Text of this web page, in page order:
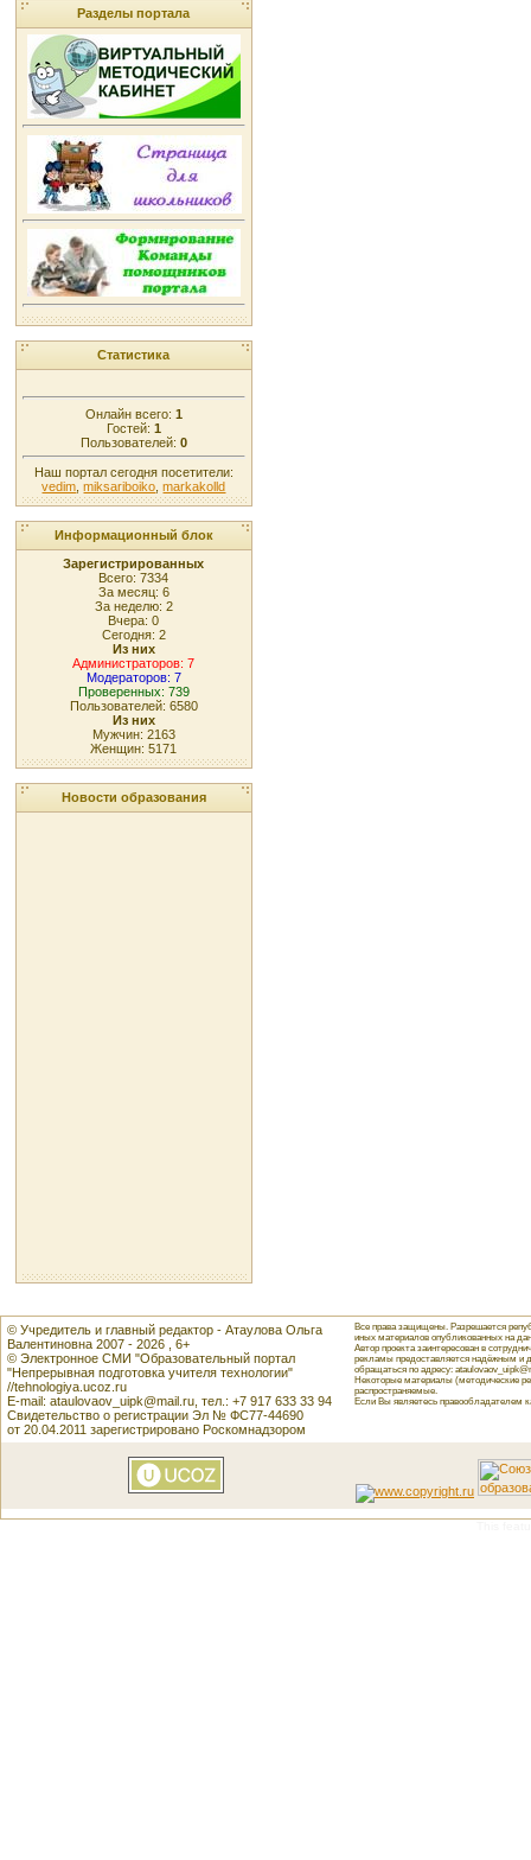
Разделы портала
Статистика
Онлайн всего: 1
Гостей: 1
Пользователей: 0
Наш портал сегодня посетители:
vedim ,miksariboiko ,markakolld
Информационный блок
Зарегистрированных
Всего: 7334
За месяц: 6
За неделю: 2
Вчера: 0
Сегодня: 2
Из них
Администраторов: 7
Модераторов: 7
Проверенных: 739
Пользователей: 6580
Из них
Мужчин: 2163
Женщин: 5171
Новости образования
© Учредитель и главный редактор - Атаулова Ольга
Валентиновна 2007 - 2026 , 6+
© Электронное СМИ "Образовательный портал
"Непрерывная подготовка учителя технологии"
//tehnologiya.ucoz.ru
E-mail: ataulovaov_uipk@mail.ru, тел.: +7 917 633 33 94
Свидетельство о регистрации Эл № ФС77-44690
от 20.04.2011 зарегистрировано Роскомнадзором
Все права защищены. Разрешается
иных материалов опубликованных на
Автор проекта заинтересован в
рекламы предоставляется надёжным и
обращаться по адресу:
Некоторые материалы (методические
распространяемые.
Если Вы являетесь правообладателем